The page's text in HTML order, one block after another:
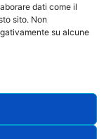
dati come il
sito. Non
su alcune